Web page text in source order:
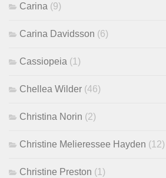
Carina (9)
Carina Davidsson (6)
Cassiopeia (1)
Chellea Wilder (46)
Christina Norin (2)
Christine Melieressee Hayden (12)
Christine Preston (1)